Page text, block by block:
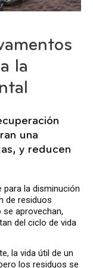
la
una
y reducen
la disminución
de residuos
aprovechan,
del ciclo de vida
la vida útil de un
los residuos se